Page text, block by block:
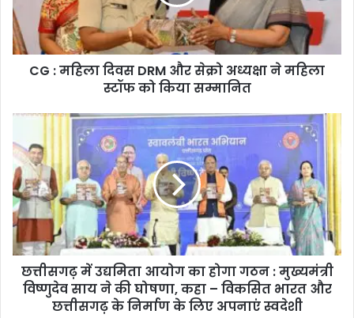
सेक्रो
अध्यक्षा
ने
महिला
किया
CG : महिला दिवस DRM और सेक्रो अध्यक्षा ने महिला
स्टॉफ को किया सम्मानित
छत्तीसगढ़
उद्यमिता
आयोग
का
होगा
गठन
:
मुख्यमंत्री
विष्णुदेव
साय
छत्तीसगढ़ में उद्यमिता आयोग का होगा गठन : मुख्यमंत्री
विष्णुदेव साय ने की घोषणा, कहा – विकसित भारत और
छत्तीसगढ़ के निर्माण के लिए अपनाएं स्वदेशी